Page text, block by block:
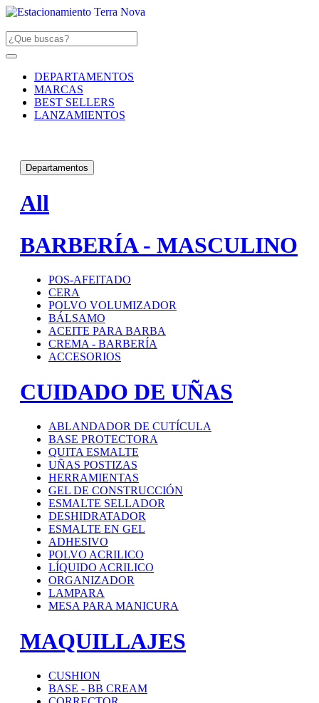
DEPARTAMENTOS
MARCAS
BEST SELLERS
LANZAMIENTOS
Departamentos
All
BARBERÍA - MASCULINO
POS-AFEITADO
CERA
POLVO VOLUMIZADOR
BÁLSAMO
ACEITE PARA BARBA
CREMA - BARBERÍA
ACCESORIOS
CUIDADO DE UÑAS
ABLANDADOR DE CUTÍCULA
BASE PROTECTORA
QUITA ESMALTE
UÑAS POSTIZAS
HERRAMIENTAS
GEL DE CONSTRUCCIÓN
ESMALTE SELLADOR
DESHIDRATADOR
ESMALTE EN GEL
ADHESIVO
POLVO ACRILICO
LÍQUIDO ACRILICO
ORGANIZADOR
LAMPARA
MESA PARA MANICURA
MAQUILLAJES
CUSHION
BASE - BB CREAM